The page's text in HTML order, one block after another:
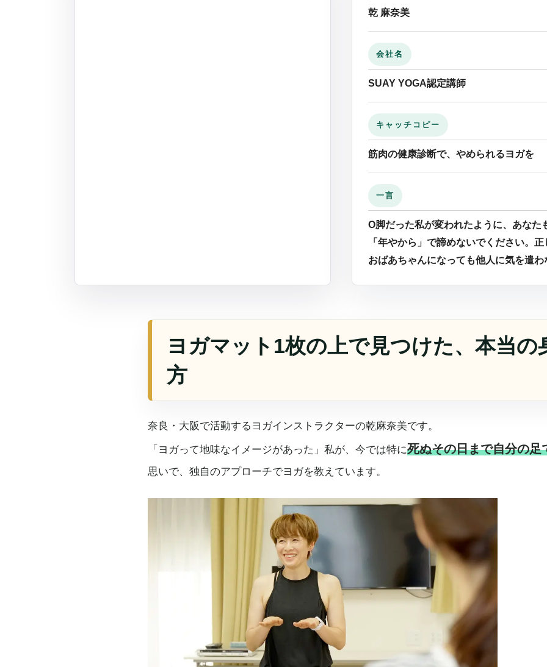
乾 麻奈美
会社名
SUAY YOGA認定講師
キャッチコピー
筋肉の健康診断で、やめられるヨガを
一言
O脚だった私が変われたように、あなた
「年やから」で諦めないでください。
おばあちゃんになっても他人に気を遣わ
ヨガマット1枚の上で見つけた、本当の
方
奈良・大阪で活動するヨガインストラクターの乾麻奈美です。
「ヨガって地味なイメージがあった」私が、今では特に死ぬその日まで自分の足
思いで、独自のアプローチでヨガを教えています。